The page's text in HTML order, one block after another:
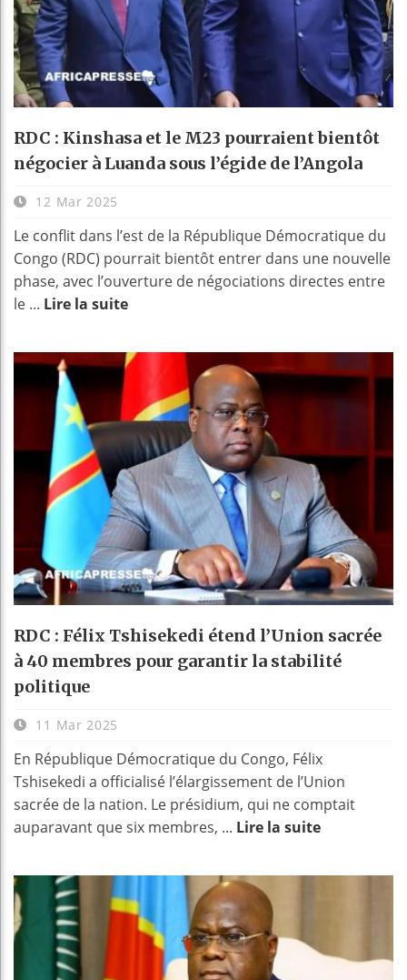
RDC : Kinshasa et le M23 pourraient bientôt
négocier à Luanda sous l’égide de l’Angola
12 Mar 2025
Le conflit dans l’est de la République Démocratique du
Congo (RDC) pourrait bientôt entrer dans une nouvelle
phase, avec l’ouverture de négociations directes entre
le ... Lire la suite
RDC : Félix Tshisekedi étend l’Union sacrée
à 40 membres pour garantir la stabilité
politique
11 Mar 2025
En République Démocratique du Congo, Félix
Tshisekedi a officialisé l’élargissement de l’Union
sacrée de la nation. Le présidium, qui ne comptait
auparavant que six membres, ... Lire la suite